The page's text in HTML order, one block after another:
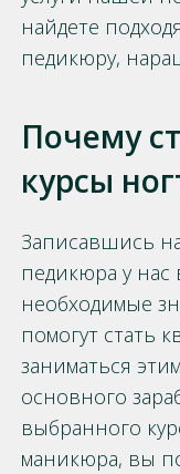
найдете
педикюру,
Почему
курсы
Записавшись
педикюра у
необходимые
помогут стать
заниматься
основного
выбранного
маникюра, вы